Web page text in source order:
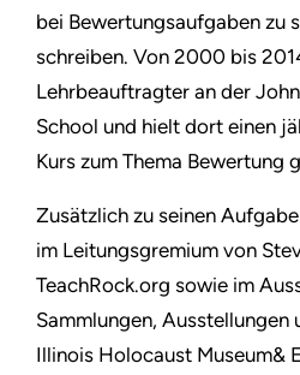
bei Bewertungsaufgaben zu
schreiben. Von 2000 bis
Lehrbeauftragter an der
School und hielt dort einen
Kurs zum Thema Bewertung
Zusätzlich zu seinen
im Leitungsgremium von
TeachRock.org sowie im
Sammlungen, Ausstellungen
Illinois Holocaust Museum&